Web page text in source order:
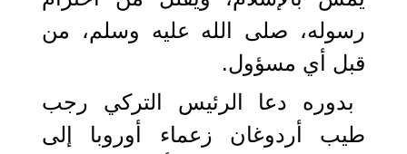
رسوله، صلى الله عليه وسلم، من
قبل أي مسؤول.
بدوره دعا الرئيس التركي رجب
طيب أردوغان زعماء أوروبا إلى